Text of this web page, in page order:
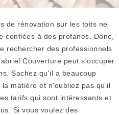
de rénovation sur les toits ne
confiées à des profanes. Donc,
rechercher des professionnels
Couverture peut s'occuper
Sachez qu'il a beaucoup
la matière et n'oubliez pas qu'il
tarifs qui sont intéressants et
Si vous voulez des